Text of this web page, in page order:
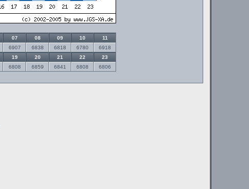
07 08 09 10
11
6907 6838 6818 6780
6918
19 20 21 22
23
6808 6859 6841 6808 6806